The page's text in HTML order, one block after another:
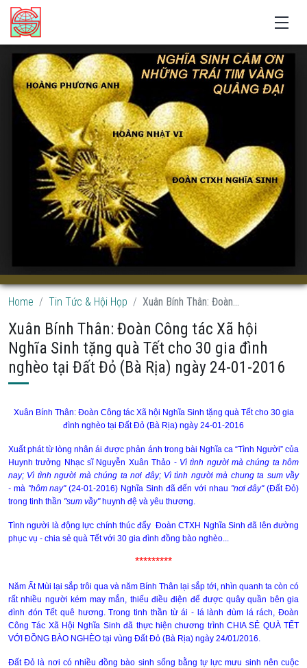
Home Tin Tức & Hội Họp Xuân Bính Thân: Đoàn...
Xuân Bính Thân: Đoàn Công tác Xã hội
Nghĩa Sinh tặng quà Tết cho 30 gia đình
nghèo tại Đất Đỏ (Bà Rịa) ngày 24-01-2016
Xuân Bính Thân: Đoàn Công tác Xã hội Nghĩa Sinh tặng quà Tết cho 30 gia
đình nghèo tại Đất Đỏ (Bà Rịa) ngày 24-01-2016
Xuất phát từ lòng nhân ái được phản ánh trong bài Nghĩa ca “Tình Người” của
Huynh trưởng Nhạc sĩ Nguyễn Xuân Thảo - Vì tình người mà chúng ta hôm
nay; Vì tình người mà chúng ta nơi đây; Vì tình người mà chung ta sum vầy
- mà "hôm nay"(24-01-2016) Nghĩa Sinh đã đến với nhau "nơi đây"(Đất Đỏ)
trong tinh thần "sum vầy"huynh đệ và yêu thương.
Tình người là động lực chính thúc đẩy Đoàn CTXH Nghĩa Sinh đã lên đường
phục vụ - chia sẻ quà Tết với 30 gia đình đồng bào nghèo...
*********
Năm Ất Mùi lại sắp trôi qua và năm Bính Thân lại sắp tới, nhìn quanh ta còn có
rất nhiều người kém may mắn, thiếu điều điện để được quây quần bên gia
đình đón Tết quê hương. Trong tinh thần từ ái - lá lành đùm lá rách, Đoàn
Công Tác Xã Hội Nghĩa Sinh đã thực hiện chương trình CHIA SẺ QUÀ TẾT
VỚI ĐỒNG BÀO NGHÈO tại vùng Đất Đỏ (Bà Rịa) ngày 24/01/2016.
Đất Đỏ là nơi có nhiều đồng bào sinh sống bằng tự lực mưu sinh nên cuộc